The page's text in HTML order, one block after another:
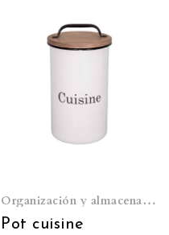
Organización y almacenamiento
Pot cuisine